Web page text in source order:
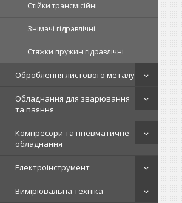
Стійки трансмісійні
Знімачі гідравлічні
Стяжки пружин гідравлічні
Оброблення листового металу
Обладнання для зварювання
та паяння
Компресори та пневматичне
обладнання
Електроінструмент
Вимірювальна техніка